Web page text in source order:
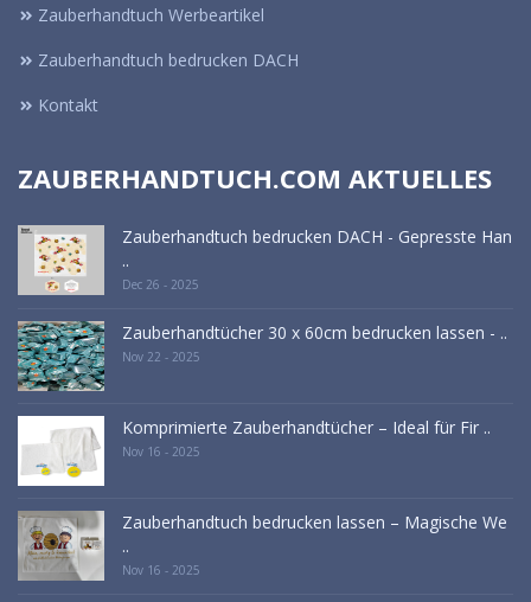
Zauberhandtuch Werbeartikel
Zauberhandtuch bedrucken DACH
Kontakt
ZAUBERHANDTUCH.COM AKTUELLES
Zauberhandtuch bedrucken DACH - Gepresste Han
..
Dec 26 - 2025
Zauberhandtücher 30 x 60cm bedrucken lassen - ..
Nov 22 - 2025
Komprimierte Zauberhandtücher – Ideal für Fir ..
Nov 16 - 2025
Zauberhandtuch bedrucken lassen – Magische We
..
Nov 16 - 2025